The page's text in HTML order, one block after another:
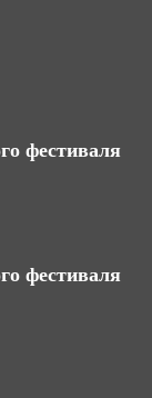
фестиваля
фестиваля